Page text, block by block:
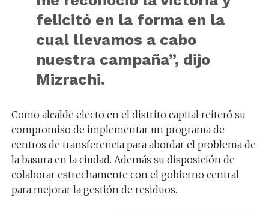
felicitó en la forma en la
cual llevamos a cabo
nuestra campaña”, dijo
Mizrachi.
Como alcalde electo en el distrito capital reiteró su
compromiso de implementar un programa de
centros de transferencia para abordar el problema de
la basura en la ciudad. Además su disposición de
colaborar estrechamente con el gobierno central
para mejorar la gestión de residuos.